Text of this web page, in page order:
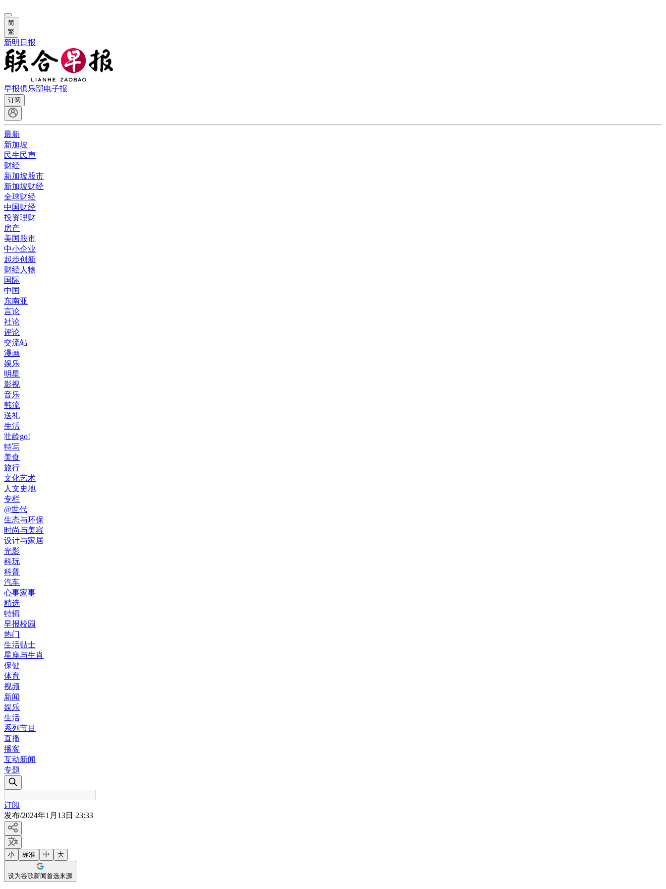
简
繁
新明日报
早报俱乐部电子报
订阅
最新
新加坡
民生民声
财经
新加坡股市
新加坡财经
全球财经
中国财经
投资理财
房产
美国股市
中小企业
起步创新
财经人物
国际
中国
东南亚
言论
社论
评论
交流站
漫画
娱乐
明星
影视
音乐
韩流
送礼
生活
壮龄go!
特写
美食
旅行
文化艺术
人文史地
专栏
@世代
生态与环保
时尚与美容
设计与家居
光影
科玩
科普
汽车
心事家事
精选
特辑
早报校园
热门
生活贴士
星座与生肖
保健
体育
视频
新闻
娱乐
生活
系列节目
直播
播客
互动新闻
专题
订阅
发布/2024年1月13日 23:33
小 标准 中 大
设为谷歌新闻首选来源